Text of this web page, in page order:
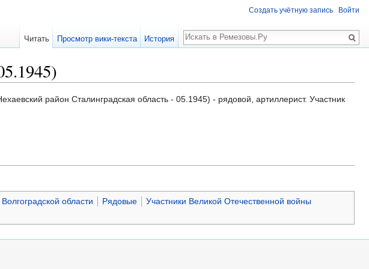
район Сталинградская область - 05.1945) - рядовой, артиллерист. Участник
области Рядовые
Участники Великой Отечественной войны
Создать учётную запись Войти
Читать Просмотр вики-текста История
Поиск